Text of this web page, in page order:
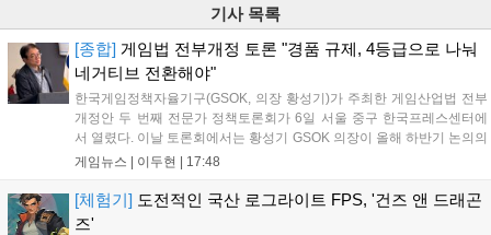
기사 목록
[종합] 게임법 전부개정 토론 "경품 규제, 4등급으로 나눠
네거티브 전환해야"
한국게임정책자율기구(GSOK, 의장 황성기)가 주최한 게임산업법 전부
개정안 두 번째 전문가 정책토론회가 6일 서울 중구 한국프레스센터에
서 열렸다. 이날 토론회에서는 황성기 GSOK 의장이 올해 하반기 논의의
주요 쟁점과 성과를 짚은 데 이어, 박종현 한양대 법학전문대학원 교수
호사가 게임 등...
게임뉴스 | 이두현 17:48
[체험기] 도전적인 국산 로그라이트 FPS, '건즈 앤 드래곤
즈'